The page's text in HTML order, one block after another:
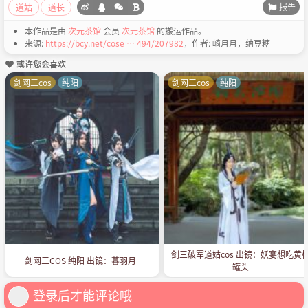
道姑 道长 报告
本作品是由 次元茶馆会员 次元茶馆 的搬运作品。
来源: https://bcy.net/cose … 494/207982，作者: 崎月月，纳豆糖
或许您会喜欢
剑网三COS 纯阳 出镜：暮羽月_
剑网三cos 纯阳
剑三破军道姑cos 出镜：妖宴想吃黄
罐头
剑网三cos 纯阳
登录后才能评论哦